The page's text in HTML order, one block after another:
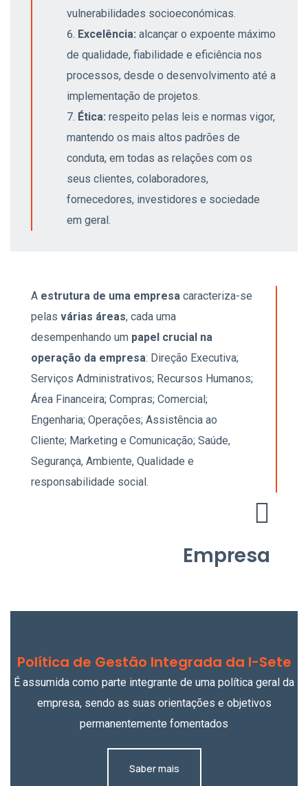
vulnerabilidades socioeconómicas.
Excelência: alcançar o expoente máximo
de qualidade, fiabilidade e eficiência nos
processos, desde o desenvolvimento até a
implementação de projetos.
Ética: respeito pelas leis e normas vigor,
mantendo os mais altos padrões de
conduta, em todas as relações com os
seus clientes, colaboradores,
fornecedores, investidores e sociedade
em geral.
A estrutura de uma empresa caracteriza-se
pelas várias áreas, cada uma
desempenhando um papel crucial na
operação da empresa: Direção Executiva;
Serviços Administrativos; Recursos Humanos;
Área Financeira; Compras; Comercial;
Engenharia; Operações; Assistência ao
Cliente; Marketing e Comunicação; Saúde,
Segurança, Ambiente, Qualidade e
responsabilidade social.
Empresa
Política de Gestão Integrada da I-Sete
É assumida como parte integrante de uma política geral da
empresa, sendo as suas orientações e objetivos
permanentemente fomentados
Saber mais